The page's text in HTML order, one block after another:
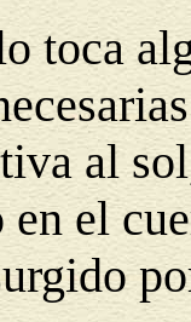
toca
al
en el